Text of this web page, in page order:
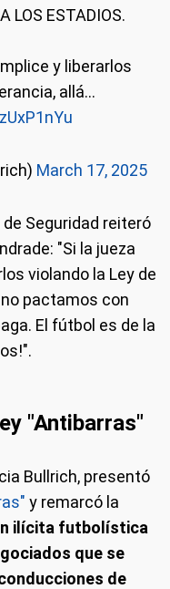
LOS ESTADIOS.
y liberarlos
allá…
March 17, 2025
Seguridad reiteró
"Si la jueza
violando la Ley de
pactamos con
El fútbol es de la
"Antibarras"
Bullrich, presentó
y remarcó la
ilícita futbolística
que se
de